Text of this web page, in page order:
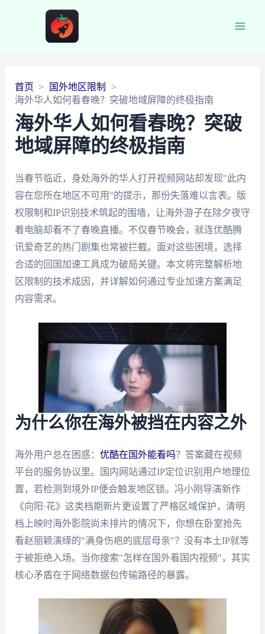
首页
国外地区限制
海外华人如何看春晚？突破地域屏障的终极指南
海外华人如何看春晚？突破
地域屏障的终极指南
当春节临近，身处海外的华人打开视频网站却发现"此内
容在您所在地区不可用"的提示，那份失落难以言表。版
权限制和IP识别技术筑起的围墙，让海外游子在除夕夜守
着电脑却看不了春晚直播。不仅春节晚会，就连优酷腾
讯爱奇艺的热门剧集也常被拦截。面对这些困境，选择
合适的回国加速工具成为破局关键。本文将完整解析地
区限制的技术成因，并详解如何通过专业加速方案满足
内容需求。
为什么你在海外被挡在内容之外
海外用户总在困惑： 优酷在国外能看吗？答案藏在视频
平台的服务协议里。国内网站通过IP定位识别用户地理位
置，若检测到境外IP便会触发地区锁。冯小刚导演新作
《向阳·花》这类档期新片更设置了严格区域保护，清明
档上映时海外影院尚未排片的情况下，你想在卧室抢先
看赵丽颖演绎的"满身伤疤的底层母亲"？没有本土IP就等
于被拒绝入场。当你搜索"怎样在国外看国内视频"，其实
核心矛盾在于网络数据包传输路径的暴露。